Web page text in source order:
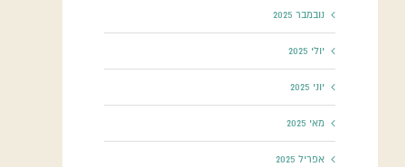
נובמבר 2025
יולי 2025
יוני 2025
מאי 2025
אפריל 2025